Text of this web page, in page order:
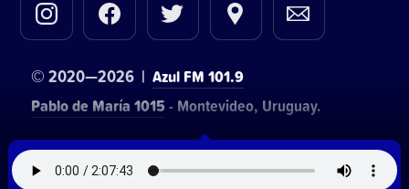
© 2020—2026 | Azul FM 101.9
Pablo de María 1015- Montevideo, Uruguay.
Contacto comercial:Walter Lapachian• Hosting:
NetUy